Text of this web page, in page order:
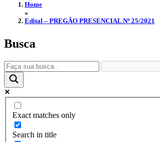
Home
»
Edital – PREGÃO PRESENCIAL Nº 25/2021
Busca
Exact matches only
Search in title